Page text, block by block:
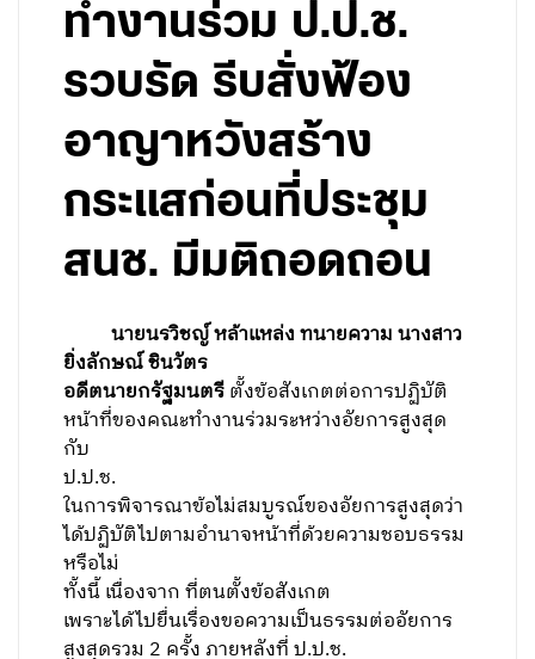
ทำงานร่วม ป.ป.ช.
รวบรัด รีบสั่งฟ้อง
อาญาหวังสร้าง
กระแสก่อนที่ประชุม
สนช. มีมติถอดถอน
นายนรวิชญ์ หล้าแหล่ง ทนายความ นางสาว
ยิ่งลักษณ์ ชินวัตร
อดีตนายกรัฐมนตรีตั้งข้อสังเกตต่อการปฏิบัติ
หน้าที่ของคณะทำงานร่วมระหว่างอัยการสูงสุด
กับ
ป.ป.ช.
ในการพิจารณาข้อไม่สมบูรณ์ของอัยการสูงสุดว่า
ได้ปฏิบัติไปตามอำนาจหน้าที่ด้วยความชอบธรรม
หรือไม่
ทั้งนี้ เนื่องจาก ที่ตนตั้งข้อสังเกต
เพราะได้ไปยื่นเรื่องขอความเป็นธรรมต่ออัยการ
สูงสุดรวม 2 ครั้ง ภายหลังที่ ป.ป.ช.